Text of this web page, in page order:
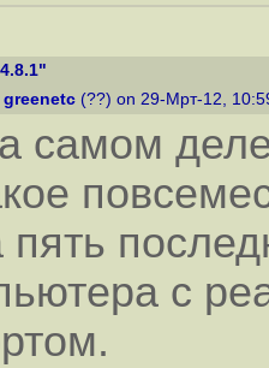
greenetc (??) on 29-Мрт-12,
самом
пять
с